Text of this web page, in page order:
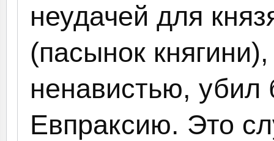
неудачей для
(пасынок
ненавистью, убил
Евпраксию. Это